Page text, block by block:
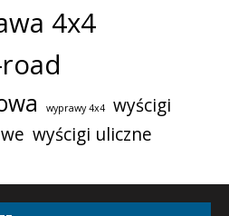
4x4
wyprawy 4x4
wyścigi
wyścigi uliczne